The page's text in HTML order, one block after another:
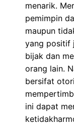
menarik.
pemimpin
maupun
yang positif
bijak dan
orang lain.
bersifat
ini dapat